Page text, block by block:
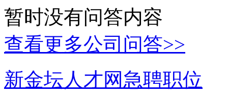
暂时没有问答内容
查看更多公司问答>>
新金坛人才网急聘职位